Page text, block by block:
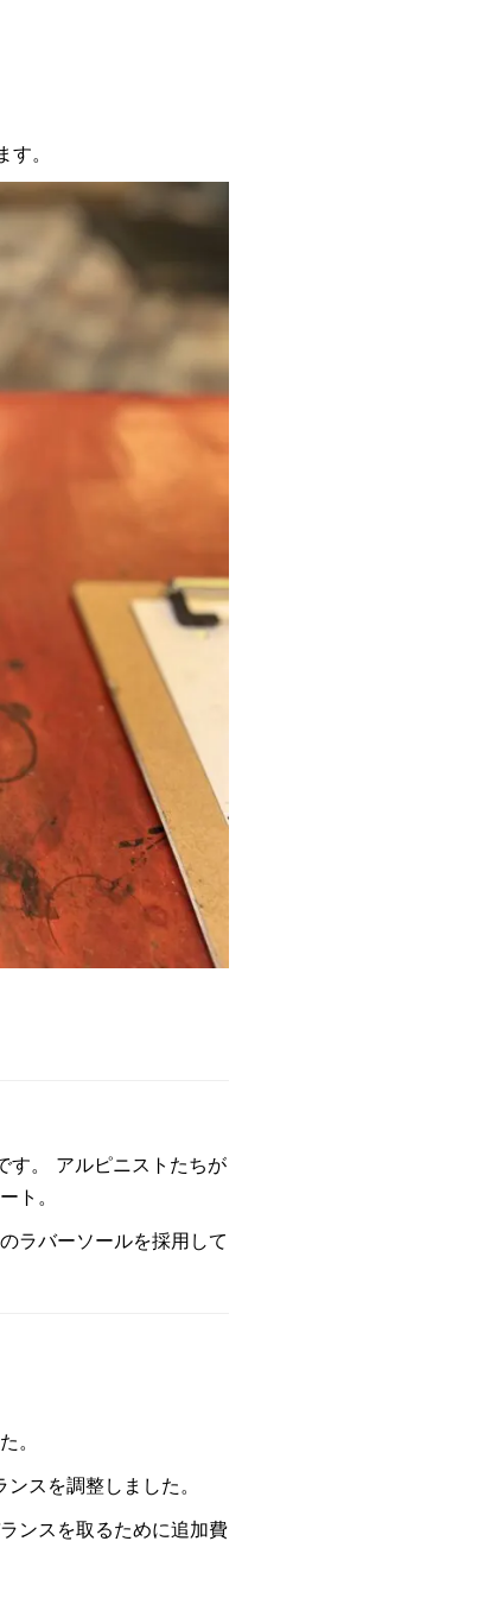
。
す。 アルピニストたちが
ト。
ラバーソールを採用して
。
スを調整しました。
ンスを取るために追加費